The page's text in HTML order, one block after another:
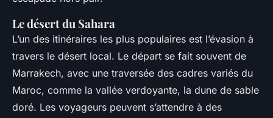
Le désert du Sahara
L’un des itinéraires les plus populaires est l’évasion à
travers le désert local. Le départ se fait souvent de
Marrakech, avec une traversée des cadres variés du
Maroc, comme la vallée verdoyante, la dune de sable
doré. Les voyageurs peuvent s’attendre à des